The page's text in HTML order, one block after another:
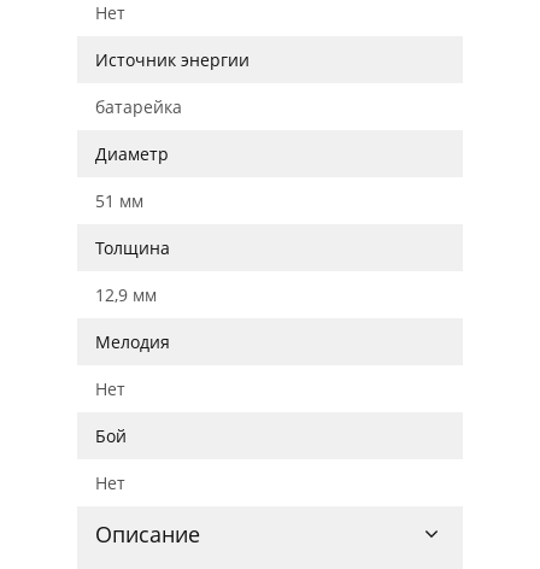
Нет
Источник энергии
батарейка
Диаметр
51 мм
Толщина
12,9 мм
Мелодия
Нет
Бой
Нет
Описание